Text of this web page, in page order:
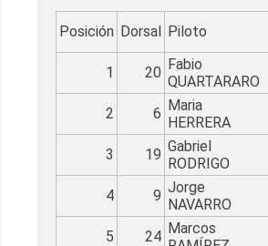
Posición Dorsal Piloto
1 20 Fabio
QUARTARARO
2 6 Maria
HERRERA
3 19 Gabriel
RODRIGO
4 9 Jorge
NAVARRO
5 24 Marcos